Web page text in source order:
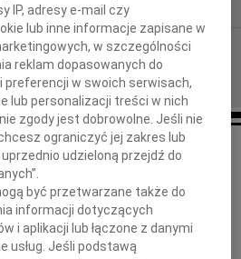
Naszemu Koledze
Bartoszowi Goncerzowi
wyrazy głębokiego współczucia
IP, adresy e-mail czy
lub inne informacje zapisane w
w szczególności
reklam dopasowanych do
preferencji w swoich serwisach,
lub personalizacji treści w nich
zgody jest dobrowolne. Jeśli nie
ograniczyć jej zakres lub
udzieloną przejdź do
być przetwarzane także do
informacji dotyczących
i aplikacji lub łączone z danymi
usług. Jeśli podstawą